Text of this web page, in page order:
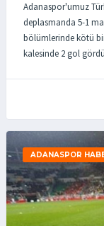
Adanaspor'umuz
deplasmanda 5-1
bölümlerinde kötü
kalesinde 2 gol
ADANASPOR